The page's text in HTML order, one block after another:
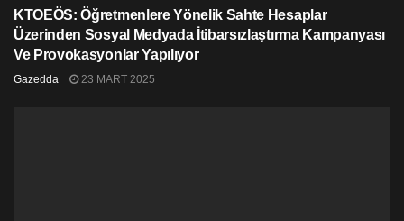
KTOEÖS: Öğretmenlere Yönelik Sahte Hesaplar
Üzerinden Sosyal Medyada İtibarsızlaştırma Kampanyası
Ve Provokasyonlar Yapılıyor
Gazedda 23 MART 2025